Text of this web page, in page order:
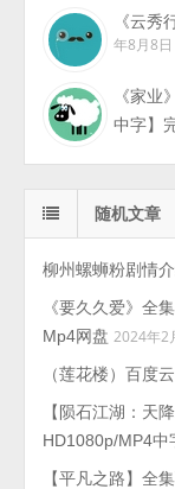
《云秀
年8月8日
《家
中字】
随机文章
柳州螺蛳粉剧情
《要久久爱》全
Mp4网盘 2024年2
（莲花楼）百度
【陨石江湖：天
HD1080p/MP4中
【平凡之路】全